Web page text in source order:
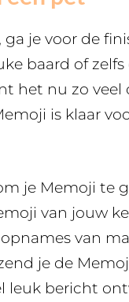
ga je voor de
baard of
het nu zo veel
is klaar
je Memoji te
van jouw
van
je de
leuk bericht